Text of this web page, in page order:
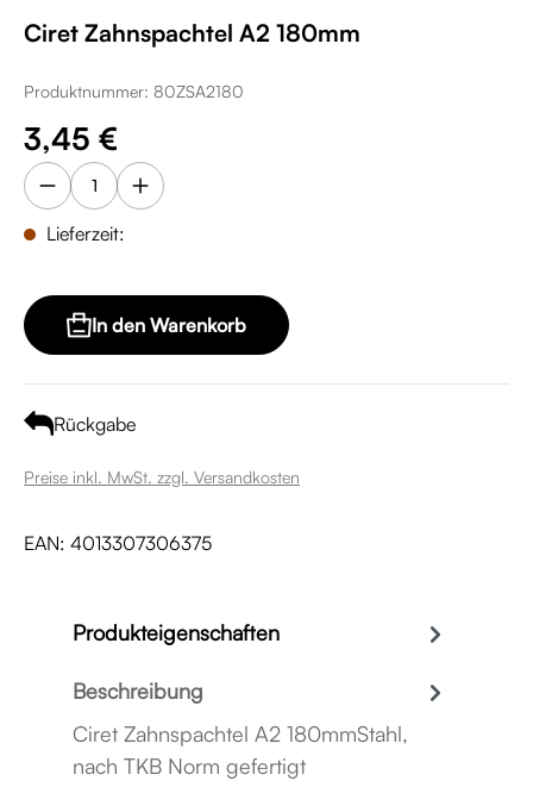
Ciret Zahnspachtel A2 180mm
Produktnummer: 80ZSA2180
Regulärer Preis:
3,45 €
Lieferzeit:
In den Warenkorb
Rückgabe
Preise inkl. MwSt. zzgl. Versandkosten
EAN: 4013307306375
Produkteigenschaften
Beschreibung
Ciret Zahnspachtel A2 180mmStahl,
nach TKB Norm gefertigt